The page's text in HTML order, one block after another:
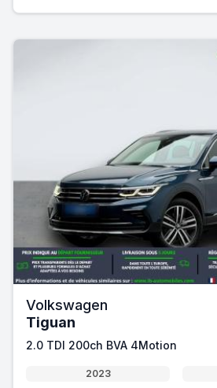
Volkswagen
Tiguan
2.0 TDI 200ch BVA 4Motion
2023